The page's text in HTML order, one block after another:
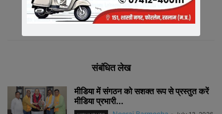
संबंधित लेख
मीडिया में संगठन को सशक्त रूप से प्रस्तुत करें
मीडिया प्रभारी...